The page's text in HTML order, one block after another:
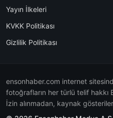
Yayın İlkeleri
KVKK Politikası
Gizlilik Politikası
ensonhaber.com internet
fotoğrafların her türlü telif hakkı
İzin alınmadan, kaynak